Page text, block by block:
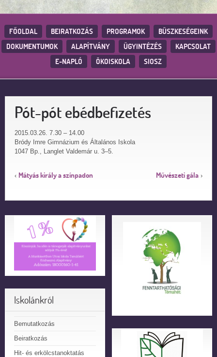
FŐOLDAL BEIRATKOZÁS PROGRAMOK
BÜSZKESÉGEINK
DOKUMENTUMOK
ALAPÍTVÁNY ÜGYINTÉZÉS
KAPCSOLAT
E-NAPLÓ
ÖKOISKOLA SIOSZ
Pót-pót ebédbefizetés
2015.03.26. 7.30 – 14.00
Bródy Imre Gimnázium és Általános Iskola
1047 Bp., Langlet Valdemár u. 3–5.
‹ Mátyás király a színpadon Művészeti gála ›
Iskolánkról
Bemutatkozás
Beiratkozás
Hit- és erkölcstanoktatás